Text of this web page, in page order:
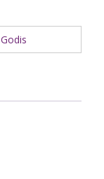
Godis